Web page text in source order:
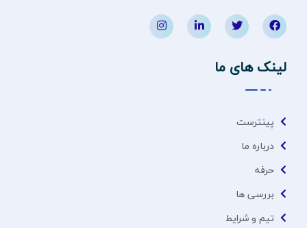
لینک های ما
پینترست
درباره ما
حرفه
بررسی ها
تیم و شرایط